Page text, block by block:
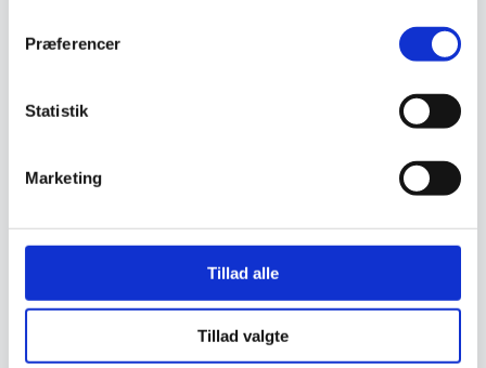
Præferencer
Statistik
Marketing
Tillad alle
Tillad valgte
Sundhedsmiljø
Ozonmaskiner
Trafiksikkerhed
Afspærring
Trafikspejle
Vejbump
Vejmarkering